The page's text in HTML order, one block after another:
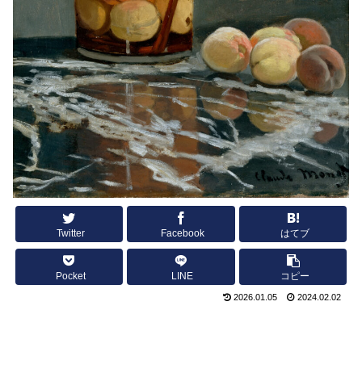
Twitter Facebook はてブ
Pocket LINE コピー
2026.01.05 2024.02.02